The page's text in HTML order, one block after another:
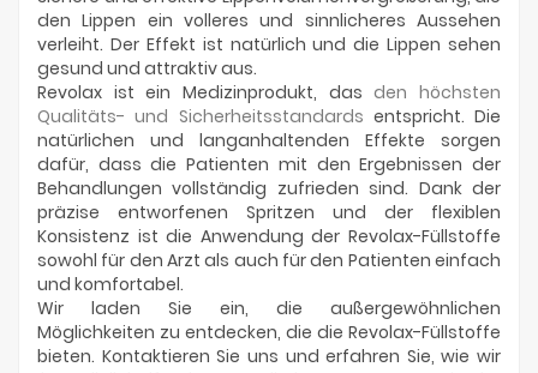
den Lippen ein volleres und sinnlicheres Aussehen
verleiht. Der Effekt ist natürlich und die Lippen sehen
gesund und attraktiv aus.
Revolax ist ein Medizinprodukt, dasden höchsten
Qualitäts- und Sicherheitsstandards entspricht. Die
natürlichen und langanhaltenden Effekte sorgen
dafür, dass die Patienten mit den Ergebnissen der
Behandlungen vollständig zufrieden sind. Dank der
präzise entworfenen Spritzen und der flexiblen
Konsistenz ist die Anwendung der Revolax-Füllstoffe
sowohl für den Arzt als auch für den Patienten einfach
und komfortabel.
Wir laden Sie ein, die außergewöhnlichen
Möglichkeiten zu entdecken, die die Revolax-Füllstoffe
bieten. Kontaktieren Sie uns und erfahren Sie, wie wir